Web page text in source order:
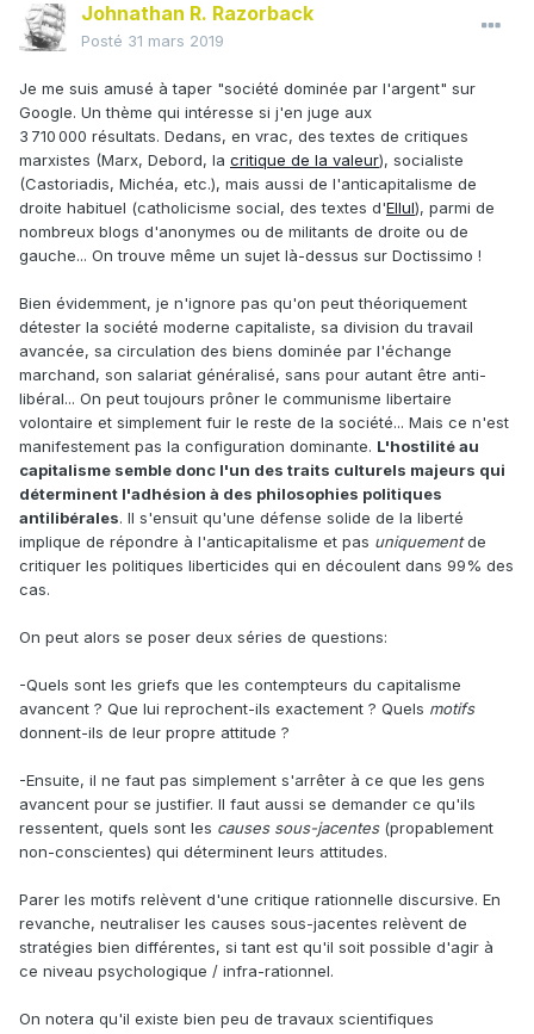
Johnathan R. Razorback
Posté 31 mars 2019
Je me suis amusé à taper "société dominée par l'argent" sur
Google. Un thème qui intéresse si j'en juge aux
3 710 000 résultats. Dedans, en vrac, des textes de critiques
marxistes (Marx, Debord, la critique de la valeur), socialiste
(Castoriadis, Michéa, etc.), mais aussi de l'anticapitalisme de
droite habituel (catholicisme social, des textes d'Ellul), parmi de
nombreux blogs d'anonymes ou de militants de droite ou de
gauche... On trouve même un sujet là-dessus sur Doctissimo !
Bien évidemment, je n'ignore pas qu'on peut théoriquement
détester la société moderne capitaliste, sa division du travail
avancée, sa circulation des biens dominée par l'échange
marchand, son salariat généralisé, sans pour autant être anti-
libéral... On peut toujours prôner le communisme libertaire
volontaire et simplement fuir le reste de la société... Mais ce n'est
manifestement pas la configuration dominante. L'hostilité au
capitalisme semble donc l'un des traits culturels majeurs qui
déterminent l'adhésion à des philosophies politiques
antilibérales. Il s'ensuit qu'une défense solide de la liberté
implique de répondre à l'anticapitalisme et pas uniquementde
critiquer les politiques liberticides qui en découlent dans 99% des
cas.
On peut alors se poser deux séries de questions:
-Quels sont les griefs que les contempteurs du capitalisme
avancent ? Que lui reprochent-ils exactement ? Quels motifs
donnent-ils de leur propre attitude ?
-Ensuite, il ne faut pas simplement s'arrêter à ce que les gens
avancent pour se justifier. Il faut aussi se demander ce qu'ils
ressentent, quels sont les causes sous-jacentes(propablement
non-conscientes) qui déterminent leurs attitudes.
Parer les motifs relèvent d'une critique rationnelle discursive. En
revanche, neutraliser les causes sous-jacentes relèvent de
stratégies bien différentes, si tant est qu'il soit possible d'agir à
ce niveau psychologique / infra-rationnel.
On notera qu'il existe bien peu de travaux scientifiques